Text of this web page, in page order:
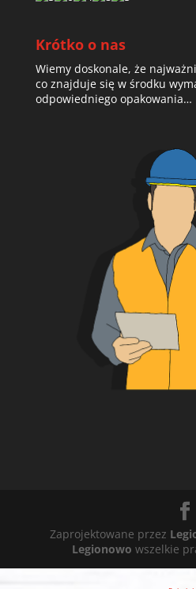
Krótko o nas
Wiemy doskonale, że
co znajduje się w środku
odpowiedniego opakowania…
Zaprojektowane przez
Legionowo wszelkie